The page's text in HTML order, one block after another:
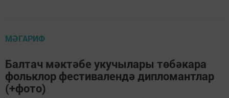
МӘГАРИФ
Балтач мәктәбе укучылары төбәкара
фольклор фестивалендә дипломантлар
(+фото)